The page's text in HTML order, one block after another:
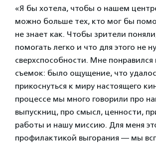
«Я бы хотела, чтобы о нашем
можно больше тех, кто мог бы
не знает как. Чтобы зрители
помогать легко и что для этого не
сверхспособности. Мне понравился
съемок: было ощущение, что
прикоснуться к миру настоящего
процессе мы много говорили про
выпускниц, про смысл, ценности,
работы и нашу миссию. Для меня
профилактикой выгорания — мы